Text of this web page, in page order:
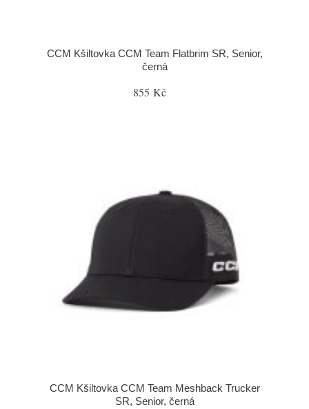
CCM Kšiltovka CCM Team Flatbrim SR, Senior,
černá
855 Kč
CCM Kšiltovka CCM Team Meshback Trucker
SR, Senior, černá